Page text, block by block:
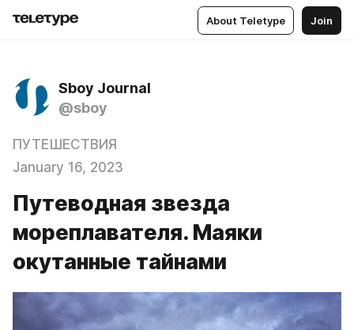
About Teletype Join
Sboy Journal
@sboy
ПУТЕШЕСТВИЯ
January 16, 2023
Путеводная звезда
мореплавателя. Маяки
окутанные тайнами